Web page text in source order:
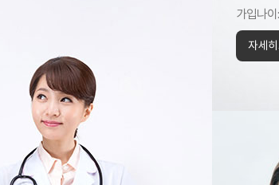
가입나이:
자세